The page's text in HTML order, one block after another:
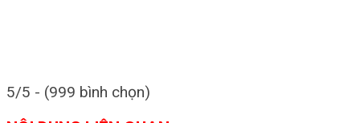
5/5 - (999 bình chọn)